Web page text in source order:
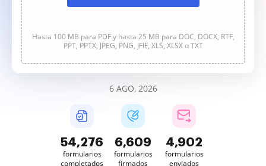
Hasta 100 MB para PDF y hasta 25 MB para DOC, DOCX, RTF,
PPT, PPTX, JPEG, PNG, JFIF, XLS, XLSX o TXT
6 AGO, 2026
54,278
formularios
completados
6,609
formularios
firmados
4,902
formularios
enviados